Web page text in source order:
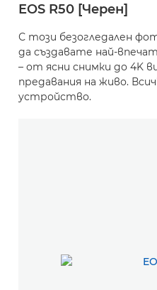
EOS R50 [Черен]
С този безогледален
да създавате най-
– от ясни снимки до 4K
предавания на живо.
устройство.